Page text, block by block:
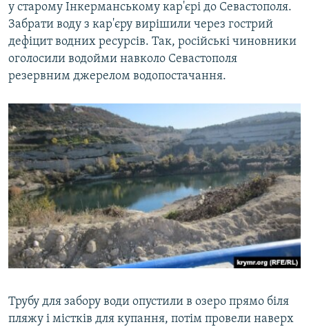
у старому Інкерманському кар'єрі до Севастополя.
Забрати воду з кар'єру вирішили через гострий
дефіцит водних ресурсів. Так, російські чиновники
оголосили водойми навколо Севастополя
резервним джерелом водопостачання.
Трубу для забору води опустили в озеро прямо біля
пляжу і містків для купання, потім провели наверх